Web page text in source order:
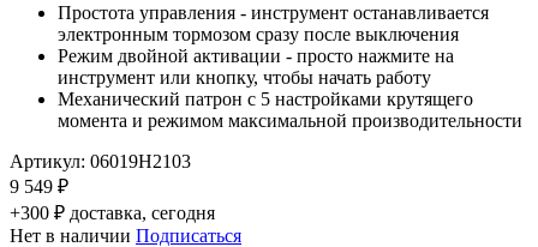
Простота управления - инструмент останавливается
электронным тормозом сразу после выключения
Режим двойной активации - просто нажмите на
инструмент или кнопку, чтобы начать работу
Механический патрон с 5 настройками крутящего
момента и режимом максимальной производительности
Артикул: 06019H2103
9 549 ₽
+300 ₽ доставка, сегодня
Нет в наличии Подписаться